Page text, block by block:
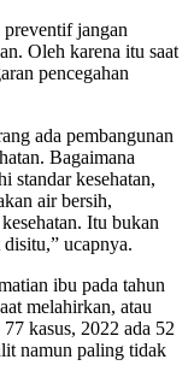
jangan
Oleh karena itu saat
pencegahan
ada pembangunan
Bagaimana
standar kesehatan,
air bersih,
Itu bukan
ucapnya.
ibu pada tahun
melahirkan, atau
kasus, 2022 ada 52
namun paling tidak